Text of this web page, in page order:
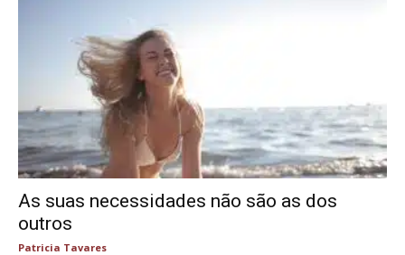
As suas necessidades não são as dos
outros
Patricia Tavares